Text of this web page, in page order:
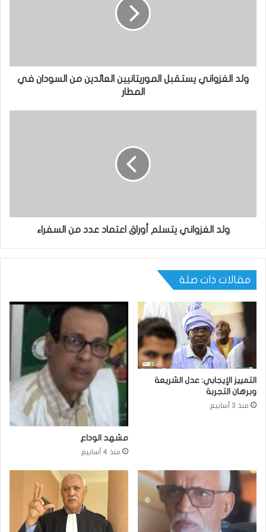
ولد الغزواني يستقبل الموريتانيين العائدين من السودان في
المطار
ولد الغزواني يتسلم أوراق اعتماد عدد من السفراء
مقالات ذات صلة
التمييز الإيجابي: عدل الشريعة
وبرهان التجربة
منذ 3 أسابيع
مشهد الوداع
منذ 4 أسابيع